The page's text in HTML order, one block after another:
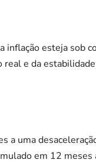
esteja sob
e da
a uma
em 12